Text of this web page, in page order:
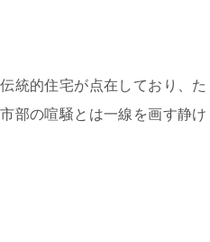
統的住宅が点在しており、た
部の喧騒とは一線を画す静け